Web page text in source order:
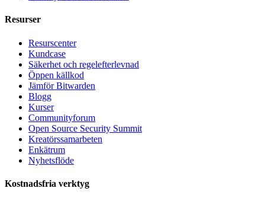
Resurser
Resurscenter
Kundcase
Säkerhet och regelefterlevnad
Öppen källkod
Jämför Bitwarden
Blogg
Kurser
Communityforum
Open Source Security Summit
Kreatörssamarbeten
Enkätrum
Nyhetsflöde
Kostnadsfria verktyg